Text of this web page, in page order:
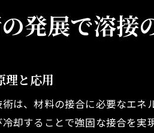
発展で溶接
理と応用
は、材料の接合に必要なエ
却することで強固な接合を